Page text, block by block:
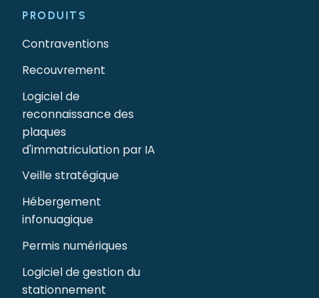
PRODUITS
Contraventions
Recouvrement
Logiciel de
reconnaissance des
plaques
d'immatriculation par IA
Veille stratégique
Hébergement
infonuagique
Permis numériques
Logiciel de gestion du
stationnement